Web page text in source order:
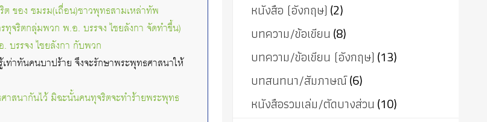
ของ ชมรม(เถื่อน)ชาวพุทธสามเหล่าทัพ
จริตกลุ่มพวก พ.อ. บรรจง ไชยลังกา จัดทำขึ้น)
บรรจง ไชยลังกา กับพวก
ท่าทันคนบาปร้าย จึงจะรักษาพระพุทธศาสนาให้
าสนากันไว้ มิฉะนั้นคนทุจริตจะทำร้ายพระพุทธ
หนังสือ (อังกฤษ) (2)
บทความ/ข้อเขียน (8)
บทความ/ข้อเขียน (อังกฤษ) (13)
บทสนทนา/สัมภาษณ์(6)
หนังสือรวมเล่ม/ตัดบางส่วน (10)